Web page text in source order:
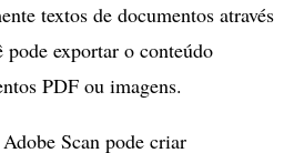
textos de documentos através
exportar o conteúdo
PDF ou imagens.
Scan pode criar